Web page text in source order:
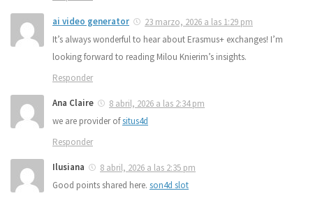
ai video generator
23 marzo, 2026 a las 1:29 pm
It’s always wonderful to hear about Erasmus+ exchanges! I’m
looking forward to reading Milou Knierim’s insights.
Responder
Ana Claire
8 abril, 2026 a las 2:34 pm
we are provider ofsitus4d
Responder
Ilusiana
8 abril, 2026 a las 2:35 pm
Good points shared here. son4d slot